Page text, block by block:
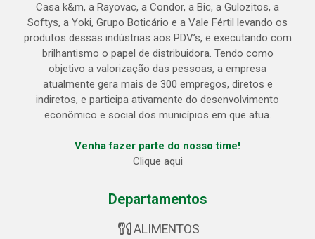
Casa k&m, a Rayovac, a Condor, a Bic, a Gulozitos, a
Softys, a Yoki, Grupo Boticário e a Vale Fértil levando os
produtos dessas indústrias aos PDV’s, e executando com
brilhantismo o papel de distribuidora. Tendo como
objetivo a valorização das pessoas, a empresa
atualmente gera mais de 300 empregos, diretos e
indiretos, e participa ativamente do desenvolvimento
econômico e social dos municípios em que atua.
Venha fazer parte do nosso time!
Clique aqui
Departamentos
ALIMENTOS